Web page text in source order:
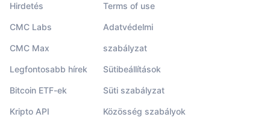
Hirdetés
CMC Labs
CMC Max
Legfontosabb hírek
Bitcoin ETF-ek
Kripto API
Terms of use
Adatvédelmi
szabályzat
Sütibeállítások
Süti szabályzat
Közösség szabályok